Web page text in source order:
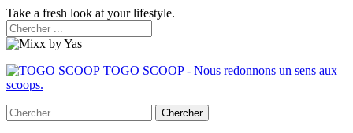
Take a fresh look at your lifestyle.
TOGO SCOOP - Nous redonnons un sens aux
scoops.